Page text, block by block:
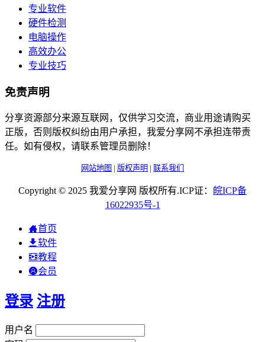
专业软件
硬件检测
电脑操作
高效办公
专业技巧
免责声明
分享资源部分来源互联网，仅供学习交流，商业用途请购买
正版，否则版权纠纷由用户承担，我爱分享网不承担连带责
任。如有侵权，请联系管理员删除！
网站地图 | 版权声明 | 联系我们
Copyright © 2025 我爱分享网 版权所有.ICP证： 皖ICP备
16022935号-1
首页
软件
教程
会员
登录 注册
用户名